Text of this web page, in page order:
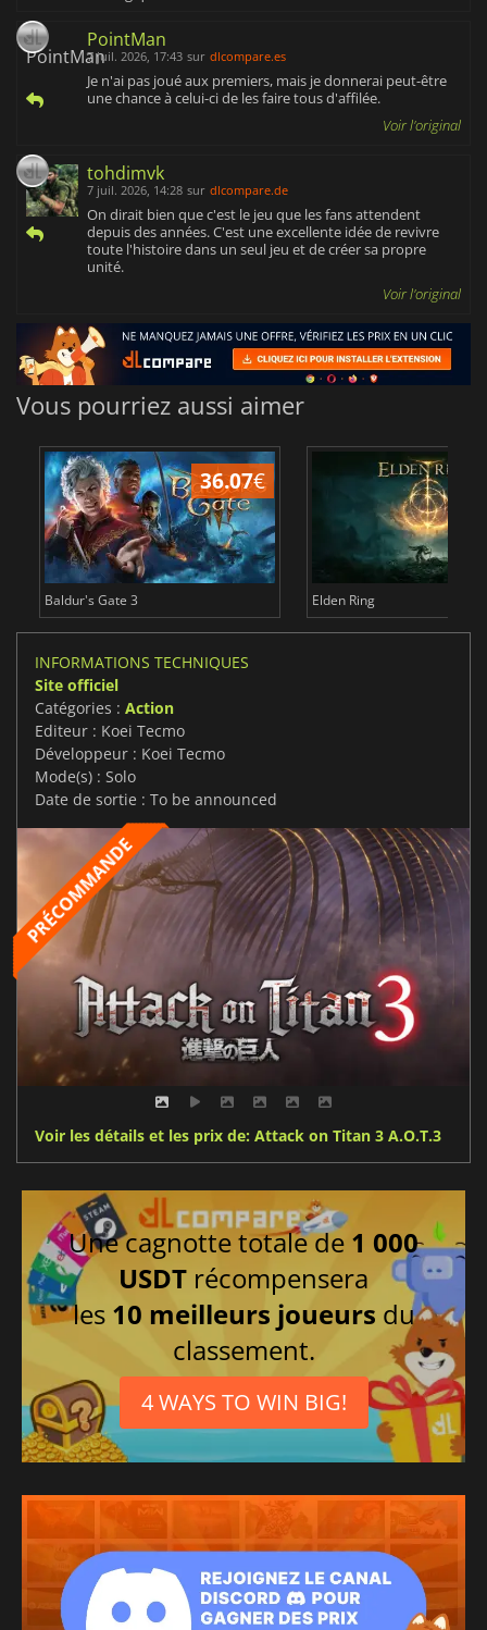
PointMan
7 juil. 2026, 17:43 sur dlcompare.es
Je n'ai pas joué aux premiers, mais je donnerai peut-être
une chance à celui-ci de les faire tous d'affilée.
Voir l'original
tohdimvk
7 juil. 2026, 14:28 sur dlcompare.de
On dirait bien que c'est le jeu que les fans attendent
depuis des années. C'est une excellente idée de revivre
toute l'histoire dans un seul jeu et de créer sa propre
unité.
Voir l'original
Vous pourriez aussi aimer
36.07€
Baldur's Gate 3 Elden Ring
INFORMATIONS TECHNIQUES
Site officiel
Catégories : Action
Editeur : Koei Tecmo
Développeur : Koei Tecmo
Mode(s) : Solo
Date de sortie : To be announced
Voir les détails et les prix de: Attack on Titan 3 A.O.T.3
Une cagnotte totale de 1 000
USDT récompensera
les 10 meilleurs joueurs du
classement.
4 WAYS TO WIN BIG!